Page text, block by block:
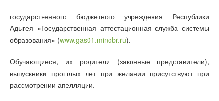
государственного бюджетного учреждения Республики
Адыгея «Государственная аттестационная служба системы
образования» (www.gas01.minobr.ru).
Обучающиеся, их родители (законные представители),
выпускники прошлых лет при желании присутствуют при
рассмотрении апелляции.